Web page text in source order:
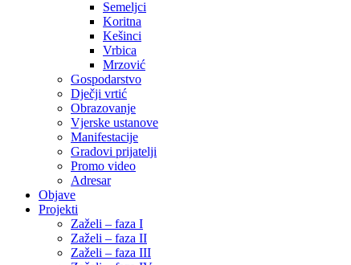
Semeljci
Koritna
Kešinci
Vrbica
Mrzović
Gospodarstvo
Dječji vrtić
Obrazovanje
Vjerske ustanove
Manifestacije
Gradovi prijatelji
Promo video
Adresar
Objave
Projekti
Zaželi – faza I
Zaželi – faza II
Zaželi – faza III